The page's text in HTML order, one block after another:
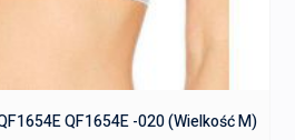
QF1654E -020 (Wielkość M)